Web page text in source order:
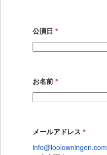
公演日 *
お名前 *
メールアドレス *
info@loolowningen.com